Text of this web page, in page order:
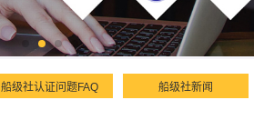
船级社认证问题FAQ 船级社新闻